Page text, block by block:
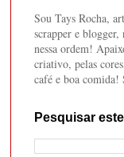
Sou Tays Rocha,
scrapper e blogger,
nessa ordem!
criativo, pelas
café e boa
Pesquisar